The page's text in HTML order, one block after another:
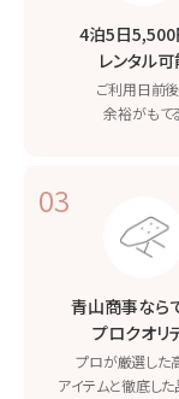
4泊5日5,500
レンタル
ご利用日前
余裕がもて
03
青山商事なら
プロクオリ
プロが厳選した
アイテムと徹底し